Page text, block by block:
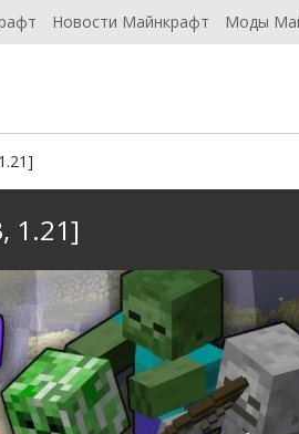
Новости Майнкрафт Моды
1.21]